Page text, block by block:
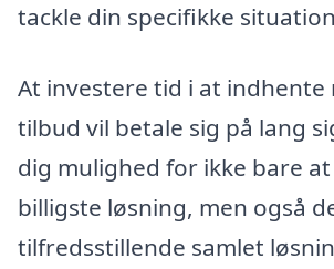
tackle din specifikke
At investere tid i at indhente
tilbud vil betale sig på lang
dig mulighed for ikke bare
billigste løsning, men også
tilfredsstillende samlet